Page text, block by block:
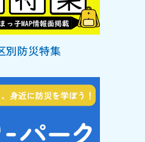
防災特集